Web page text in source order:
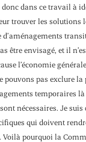
donc dans ce travail à
trouver les solutions
être envisagé, et il
l’économie
pouvons pas exclure
temporaires là
nécessaires. Je suis
qui doivent
Voilà pourquoi la